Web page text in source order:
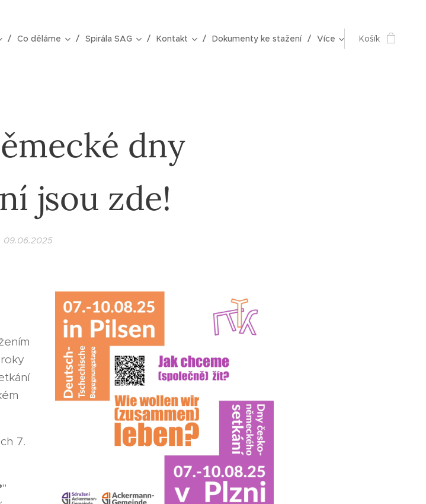
Co děláme Spirála SAG Kontakt Dokumenty ke stažení Více Košík
dny
jsou zde!
09.06.2025
7.
"